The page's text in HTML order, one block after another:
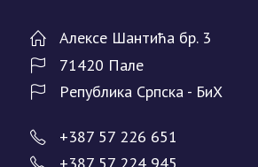
Алeксe Шантића бр. 3
71420 Палe
Рeпублика Српска - БиХ
+387 57 226 651